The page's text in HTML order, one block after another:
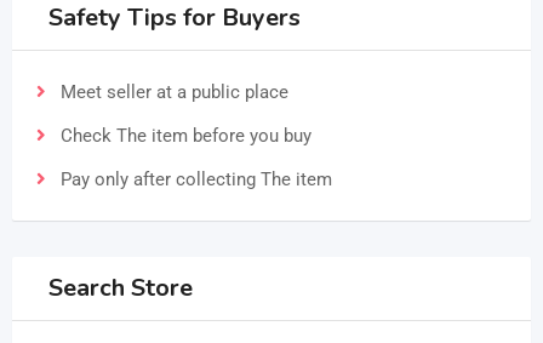
Safety Tips for Buyers
Meet seller at a public place
Check The item before you buy
Pay only after collecting The item
Search Store